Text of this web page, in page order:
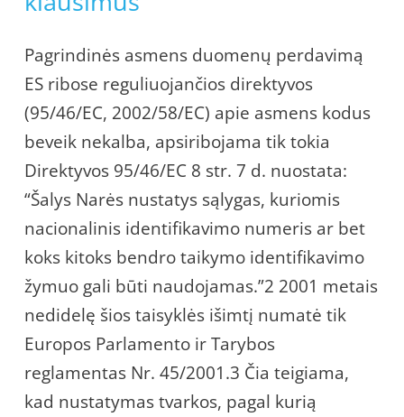
Pagrindinės asmens duomenų perdavimą
ES ribose reguliuojančios direktyvos
(95/46/EC, 2002/58/EC) apie asmens kodus
beveik nekalba, apsiribojama tik tokia
Direktyvos 95/46/EC 8 str. 7 d. nuostata:
“Šalys Narės nustatys sąlygas, kuriomis
nacionalinis identifikavimo numeris ar bet
koks kitoks bendro taikymo identifikavimo
žymuo gali būti naudojamas.”2 2001 metais
nedidelę šios taisyklės išimtį numatė tik
Europos Parlamento ir Tarybos
reglamentas Nr. 45/2001.3 Čia teigiama,
kad nustatymas tvarkos, pagal kurią